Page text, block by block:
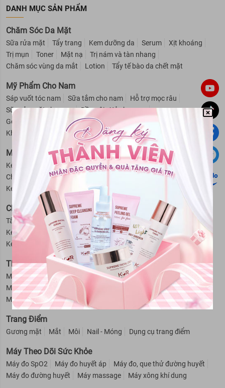
DANH MỤC SẢN PHẨM
Chăm Sóc Da Mặt
Sữa rửa mặt Tẩy trang Kem dưỡng da Serum
Xịt khoáng
Trị mụn
Toner Mặt nạ
Trị nám và tàn nhang
Chăm sóc vùng da mắt
Lotion Tẩy tế bào da chết mặt
Mỹ Phẩm Cho Nam
Sáp vuốt tóc nam Sữa tắm cho nam
Hỗ trợ mọc râu
Sữa rửa mặt cho nam
Dầu gội - Xả cho nam
Gel giữ nếp tóc cho nam
Dung dịch vệ sinh nam
Khử mùi cho nam
Cạo râu cho nam
Mỹ Phẩm Cho Bé
Kem trị hăm cho bé Sữa tắm - Dầu gội cho bé
Phấn rôm cho bé
Chống muỗi - Côn trùng cho bé
Nước hoa cho bé
Kem chống nắng - Dưỡng ẩm cho bé
Chăm Sóc Cơ Thể
Tẩy da chết Kem dưỡng thể Khử mùi
Kem chống nắng
Kem massage mặt
Kem trị thâm nách
Se khít lỗ chân lông
Kem tan mỡ bụng
Kem tẩy lông Sữa tắm
Thiết Bị Làm Đẹp
Máy rửa mặt Máy massage mặt
Dụng cụ cạo râu
Máy xông hơi mặt
Máy tẩy lông
Máy masssage mặt
Máy theo dõi sức khoẻ
Trang Điểm
Gương mặt Mắt Môi Nail - Móng Dụng cụ trang điểm
Máy Theo Dõi Sức Khỏe
Máy đo SpO2 Máy đo huyết áp
Máy đo, que thử đường huyết
Máy đo đường huyết
Máy massage Máy xông khí dung